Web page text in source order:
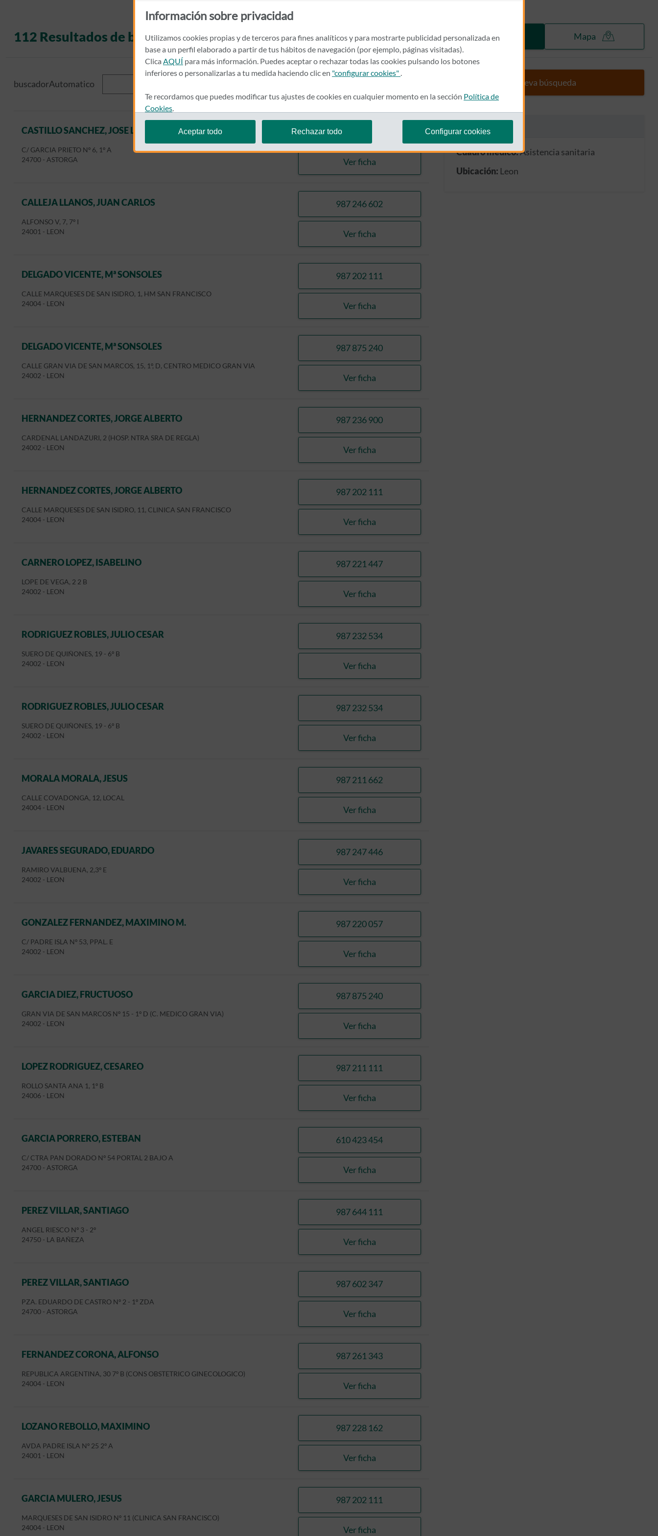
112 Resultados de búsqueda Listado Mapa
buscadorAutomatico
CASTILLO SANCHEZ, JOSE LUIS
C/ GARCIA PRIETO Nº 6, 1º A
24700 - ASTORGA
987 603 130
llamar CASTILLO SANCHEZ, JOSE LUIS
Ver ficha
CASTILLO SANCHEZ, JOSE LUIS
CALLEJA LLANOS, JUAN CARLOS
ALFONSO V, 7, 7º I
24001 - LEON
987 246 602
llamar CALLEJA LLANOS, JUAN CARLOS
Ver ficha
CALLEJA LLANOS, JUAN CARLOS
DELGADO VICENTE, Mª SONSOLES
CALLE MARQUESES DE SAN ISIDRO, 1, HM SAN FRANCISCO
24004 - LEON
987 202 111
llamar DELGADO VICENTE, Mª SONSOLES
Ver ficha
DELGADO VICENTE, Mª SONSOLES
DELGADO VICENTE, Mª SONSOLES
CALLE GRAN VIA DE SAN MARCOS, 15, 1º, D, CENTRO MEDICO GRAN VIA
24002 - LEON
987 875 240
llamar DELGADO VICENTE, Mª SONSOLES
Ver ficha
DELGADO VICENTE, Mª SONSOLES
HERNANDEZ CORTES, JORGE ALBERTO
CARDENAL LANDAZURI, 2 (HOSP. NTRA SRA DE REGLA)
24002 - LEON
987 236 900
llamar HERNANDEZ CORTES, JORGE ALBERTO
Ver ficha
HERNANDEZ CORTES, JORGE ALBERTO
HERNANDEZ CORTES, JORGE ALBERTO
CALLE MARQUESES DE SAN ISIDRO, 11, CLINICA SAN FRANCISCO
24004 - LEON
987 202 111
llamar HERNANDEZ CORTES, JORGE ALBERTO
Ver ficha
HERNANDEZ CORTES, JORGE ALBERTO
CARNERO LOPEZ, ISABELINO
LOPE DE VEGA, 2 2 B
24002 - LEON
987 221 447
llamar CARNERO LOPEZ, ISABELINO
Ver ficha
CARNERO LOPEZ, ISABELINO
RODRIGUEZ ROBLES, JULIO CESAR
SUERO DE QUIÑONES, 19 - 6º B
24002 - LEON
987 232 534
llamar RODRIGUEZ ROBLES, JULIO CESAR
Ver ficha
RODRIGUEZ ROBLES, JULIO CESAR
RODRIGUEZ ROBLES, JULIO CESAR
SUERO DE QUIÑONES, 19 - 6º B
24002 - LEON
987 232 534
llamar RODRIGUEZ ROBLES, JULIO CESAR
Ver ficha
RODRIGUEZ ROBLES, JULIO CESAR
MORALA MORALA, JESUS
CALLE COVADONGA, 12, LOCAL
24004 - LEON
987 211 662
llamar MORALA MORALA, JESUS
Ver ficha
MORALA MORALA, JESUS
JAVARES SEGURADO, EDUARDO
RAMIRO VALBUENA, 2,3º E
24002 - LEON
987 247 446
llamar JAVARES SEGURADO, EDUARDO
Ver ficha
JAVARES SEGURADO, EDUARDO
GONZALEZ FERNANDEZ, MAXIMINO M.
C/ PADRE ISLA Nº 53, PPAL. E
24002 - LEON
987 220 057
llamar GONZALEZ FERNANDEZ, MAXIMINO M.
Ver ficha
GONZALEZ FERNANDEZ, MAXIMINO M.
GARCIA DIEZ, FRUCTUOSO
GRAN VIA DE SAN MARCOS Nº 15 - 1º D (C. MEDICO GRAN VIA)
24002 - LEON
987 875 240
llamar GARCIA DIEZ, FRUCTUOSO
Ver ficha
GARCIA DIEZ, FRUCTUOSO
LOPEZ RODRIGUEZ, CESAREO
ROLLO SANTA ANA 1, 1º B
24006 - LEON
987 211 111
llamar LOPEZ RODRIGUEZ, CESAREO
Ver ficha
LOPEZ RODRIGUEZ, CESAREO
GARCIA PORRERO, ESTEBAN
C/ CTRA PAN DORADO Nº 54 PORTAL 2 BAJO A
24700 - ASTORGA
610 423 454
llamar GARCIA PORRERO, ESTEBAN
Ver ficha
GARCIA PORRERO, ESTEBAN
PEREZ VILLAR, SANTIAGO
ANGEL RIESCO Nº 3 - 2º
24750 - LA BAÑEZA
987 644 111
llamar PEREZ VILLAR, SANTIAGO
Ver ficha
PEREZ VILLAR, SANTIAGO
PEREZ VILLAR, SANTIAGO
PZA. EDUARDO DE CASTRO Nº 2 - 1º ZDA
24700 - ASTORGA
987 602 347
llamar PEREZ VILLAR, SANTIAGO
Ver ficha
PEREZ VILLAR, SANTIAGO
FERNANDEZ CORONA, ALFONSO
REPUBLICA ARGENTINA, 30 7º B (CONS OBSTETRICO GINECOLOGICO)
24004 - LEON
987 261 343
llamar FERNANDEZ CORONA, ALFONSO
Ver ficha
FERNANDEZ CORONA, ALFONSO
LOZANO REBOLLO, MAXIMINO
AVDA PADRE ISLA Nº 25 2º A
24001 - LEON
987 228 162
llamar LOZANO REBOLLO, MAXIMINO
Ver ficha
LOZANO REBOLLO, MAXIMINO
GARCIA MULERO, JESUS
MARQUESES DE SAN ISIDRO Nº 11 (CLINICA SAN FRANCISCO)
24004 - LEON
987 202 111
llamar GARCIA MULERO, JESUS
Ver ficha
Nueva búsqueda
Tu búsqueda
Cuadro médico:Asistencia sanitaria
Ubicación: Leon
Información sobre privacidad
Utilizamos cookies propias y de terceros para fines analíticos y para mostrarte publicidad personalizada en
base a un perfil elaborado a partir de tus hábitos de navegación (por ejemplo, páginas visitadas).
Clica AQUÍ para más información. Puedes aceptar o rechazar todas las cookies pulsando los botones
inferiores o personalizarlas a tu medida haciendo clic en "configurar cookies" .
Te recordamos que puedes modificar tus ajustes de cookies en cualquier momento en la sección Política de
Cookies.
Aceptar todo Rechazar todo Configurar cookies